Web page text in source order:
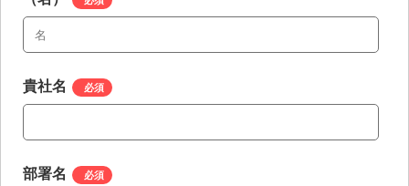
貴社名 *
部署名